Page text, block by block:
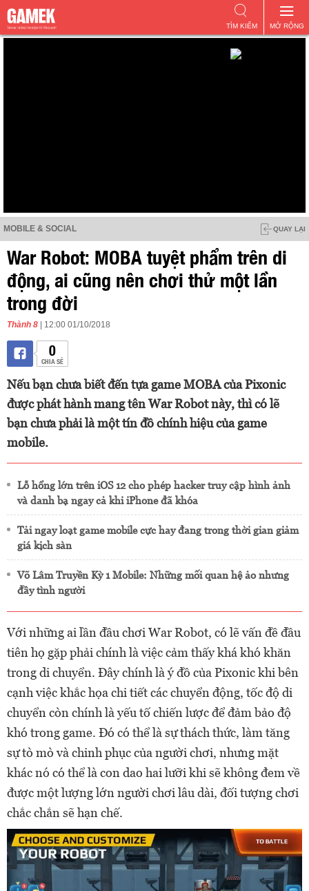
MỞ RỘNG
TÌM KIẾM
MOBILE & SOCIAL QUAY LẠI
War Robot: MOBA tuyệt phẩm trên di
động, ai cũng nên chơi thử một lần
trong đời
Thành 8 | 12:00 01/10/2018
0
CHIA SẺ
Nếu bạn chưa biết đến tựa game MOBA của Pixonic
được phát hành mang tên War Robot này, thì có lẽ
bạn chưa phải là một tín đồ chính hiệu của game
mobile.
Lỗ hổng lớn trên iOS 12 cho phép hacker truy cập hình ảnh
và danh bạ ngay cả khi iPhone đã khóa
Tải ngay loạt game mobile cực hay đang trong thời gian giảm
giá kịch sàn
Võ Lâm Truyền Kỳ 1 Mobile: Những mối quan hệ ảo nhưng
đầy tình người
Với những ai lần đầu chơi War Robot, có lẽ vấn đề đầu
tiên họ gặp phải chính là việc cảm thấy khá khó khăn
trong di chuyển. Đây chính là ý đồ của Pixonic khi bên
cạnh việc khắc họa chi tiết các chuyển động, tốc độ di
chuyển còn chính là yếu tố chiến lược để đảm bảo độ
khó trong game. Đó có thể là sự thách thức, làm tăng
sự tò mò và chinh phục của người chơi, nhưng mặt
khác nó có thể là con dao hai lưỡi khi sẽ không đem về
được một lượng lớn người chơi lâu dài, đối tượng chơi
chắc chắn sẽ hạn chế.